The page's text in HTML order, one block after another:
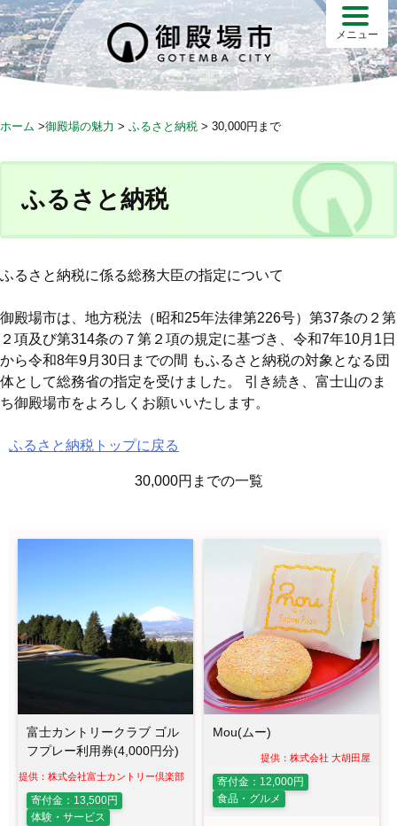
S
k
i
p
o
メニュー
ホーム >御殿場の魅力 > ふるさと納税 > 30,000円まで
ふるさと納税
ふるさと納税に係る総務大臣の指定について
御殿場市は、地方税法（昭和25年法律第226号）第37条の２第
２項及び第314条の７第２項の規定に基づき、令和7年10月1日
から令和8年9月30日までの間 もふるさと納税の対象となる団
体として総務省の指定を受けました。 引き続き、富士山のま
ち御殿場市をよろしくお願いいたします。
ふるさと納税トップに戻る
30,000円までの一覧
富士カントリークラブ ゴル
フプレー利用券(4,000円分)
提供：株式会社富士カントリー倶楽部
寄付金：13,500円
体験・サービス
Mou(ムー)
提供：株式会社 大胡田屋
寄付金：12,000円
食品・グルメ